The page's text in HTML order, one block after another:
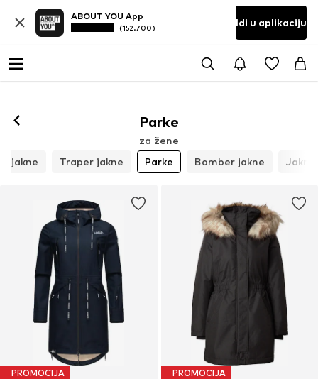
ABOUT YOU App
(152.700) Idi u aplikaciju
Parke
za žene
jakne
Traper jakne Parke Bomber jakne Jakne
PROMOCIJA PROMOCIJA